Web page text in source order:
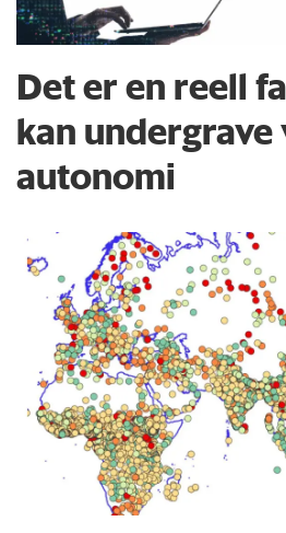
Det er en reell
kan undergrave
autonomi